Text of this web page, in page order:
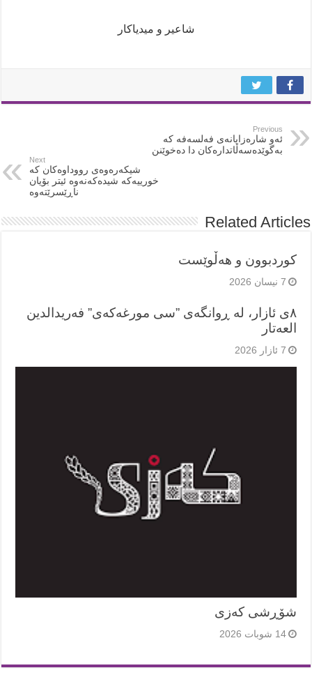
شاعیر و میدیاکار
Previous
ئەو شارەزایانەی فەلسەفە کە
بەگوێدەسەڵاتدارەکان دا دەخوێنن
Next
شیکەرەوەی رووداوەکان کە
خورییەکە شیدەکەنەوە ئیتر بۆیان
ناڕێسرێتەوە
Related Articles
کوردبوون و هەڵوێست
7 نیسان 2026
٨ی ئازار، لە ڕوانگەی ”سی مورغەکەی” فەریدالدین
العەتار
7 ئازار 2026
شۆڕشی کەزی
14 شوبات 2026